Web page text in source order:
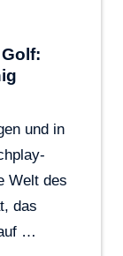
und in
Welt des
das
…